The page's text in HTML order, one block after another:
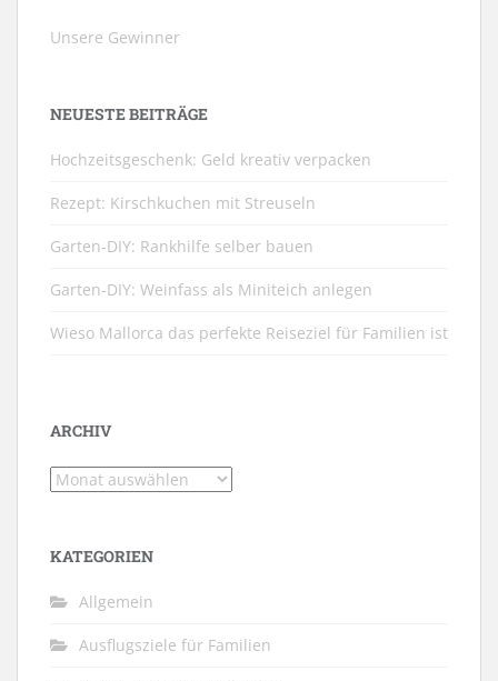
Unsere Gewinner
NEUESTE BEITRÄGE
Hochzeitsgeschenk: Geld kreativ verpacken
Rezept: Kirschkuchen mit Streuseln
Garten-DIY: Rankhilfe selber bauen
Garten-DIY: Weinfass als Miniteich anlegen
Wieso Mallorca das perfekte Reiseziel für Familien ist
ARCHIV
Archiv
KATEGORIEN
Allgemein
Ausflugsziele für Familien